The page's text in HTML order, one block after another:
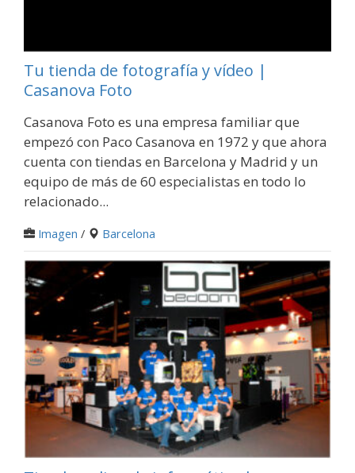
Tu tienda de fotografía y vídeo |
Casanova Foto
Casanova Foto es una empresa familiar que
empezó con Paco Casanova en 1972 y que ahora
cuenta con tiendas en Barcelona y Madrid y un
equipo de más de 60 especialistas en todo lo
relacionado...
Imagen / Barcelona